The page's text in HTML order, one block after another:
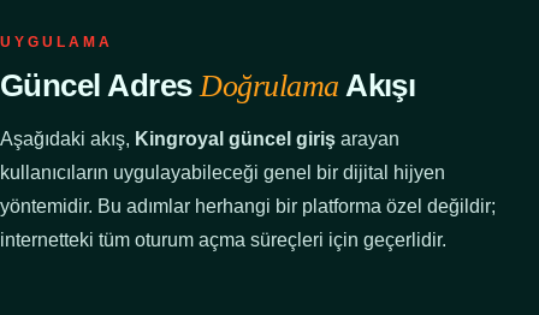
UYGULAMA
Güncel AdresDoğrulama Akışı
Aşağıdaki akış, Kingroyal güncel giriş arayan
kullanıcıların uygulayabileceği genel bir dijital hijyen
yöntemidir. Bu adımlar herhangi bir platforma özel değildir;
internetteki tüm oturum açma süreçleri için geçerlidir.